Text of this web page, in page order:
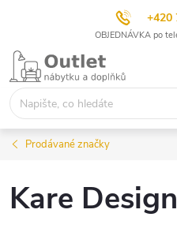
+420
OBJEDNÁVKA po
Přejít
obsah
Prodávané značky
Kare Design